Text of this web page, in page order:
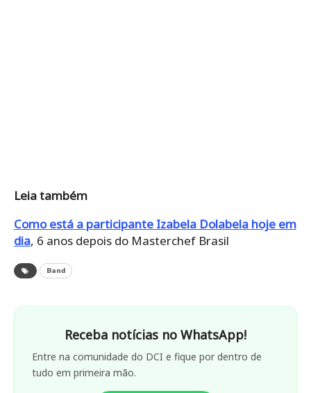
Leia também
Como está a participante Izabela Dolabela hoje em
dia, 6 anos depois do Masterchef Brasil
Band
Receba notícias no WhatsApp!
Entre na comunidade do DCI e fique por dentro de
tudo em primeira mão.